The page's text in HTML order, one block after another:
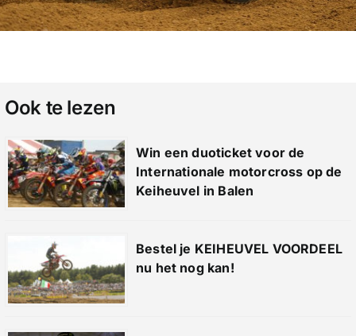
Ook te lezen
Win een duoticket voor de
Internationale motorcross op de
Keiheuvel in Balen
Bestel je KEIHEUVEL VOORDEEL
nu het nog kan!